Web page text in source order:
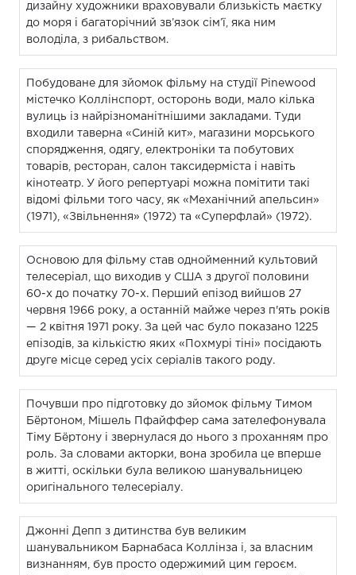
дизайну художники враховували близькість маєтку
до моря і багаторічний зв’язок сім’ї, яка ним
володіла, з рибальством.
Побудоване для зйомок фільму на студії Pinewood
містечко Коллінспорт, осторонь води, мало кілька
вулиць із найрізноманітнішими закладами. Туди
входили таверна «Синій кит», магазини морського
спорядження, одягу, електроніки та побутових
товарів, ресторан, салон таксидерміста і навіть
кінотеатр. У його репертуарі можна помітити такі
відомі фільми того часу, як «Механічний апельсин»
(1971), «Звільнення» (1972) та «Суперфлай» (1972).
Основою для фільму став однойменний культовий
телесеріал, що виходив у США з другої половини
60-х до початку 70-х. Перший епізод вийшов 27
червня 1966 року, а останній майже через п'ять років
— 2 квітня 1971 року. За цей час було показано 1225
епізодів, за кількістю яких «Похмурі тіні» посідають
друге місце серед усіх серіалів такого роду.
Почувши про підготовку до зйомок фільму Тимом
Бёртоном, Мішель Пфайффер сама зателефонувала
Тіму Бёртону і звернулася до нього з проханням про
роль. За словами акторки, вона зробила це вперше
в житті, оскільки була великою шанувальницею
оригінального телесеріалу.
Джонні Депп з дитинства був великим
шанувальником Барнабаса Коллінза і, за власним
визнанням, був просто одержимий цим героєм.